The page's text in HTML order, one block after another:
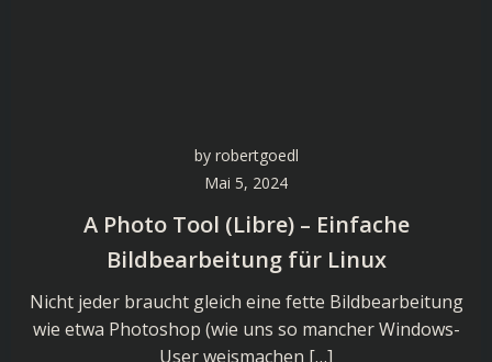
by robertgoedl
Mai 5, 2024
A Photo Tool (Libre) – Einfache
Bildbearbeitung für Linux
Nicht jeder braucht gleich eine fette Bildbearbeitung
wie etwa Photoshop (wie uns so mancher Windows-
User weismachen […]